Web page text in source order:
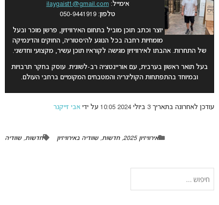
אימייל: ilaygaist1@gmail.com
טלפון: 050-9441919
יוצר וכתב תוכן מוביל בתחום האירוויזיון, פרשן מוכר ובעל
מומחיות רחבה בכל הנוגע להיסטוריה, החוקים והדינמיקה
של התחרות. אהבתו לאירוויזיון מגישה לקוראיו תוכן עשיר, מקצועי וחדשני.
בעל תואר ראשון בערבית, עם אוריינטציה רב-לשונית. עוסק בחקר תרבויות
ובמיוחד בהתפתחות הקולינריה והמטבחים המקומיים ברחבי העולם.
עודכן לאחרונה בתאריך 3 ביולי 2024 10:05 על ידי אבי זייקנר
אירוויזיון 2025 ,חדשות,שוודיה באירוויזיון חדשות,שוודיה